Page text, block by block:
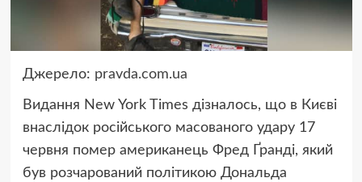
Джерело: pravda.com.ua
Видання New York Times дізналось, що в Києві
внаслідок російського масованого удару 17
червня помер американець Фред Ґранді, який
був розчарований політикою Дональда